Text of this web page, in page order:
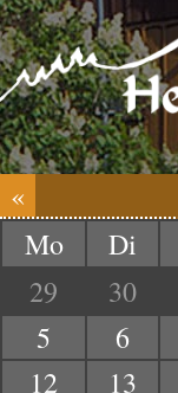
«
Mo
Di
29
30
5
6
12 13